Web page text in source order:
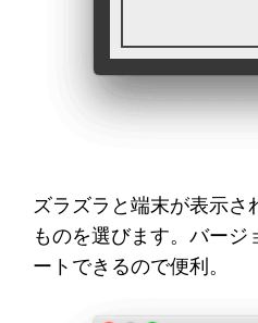
ズラズラと端末が表示さ
ものを選びます。バージ
ートできるので便利。